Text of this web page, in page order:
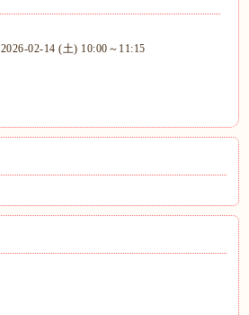
2026-02-14 (土) 10:00～11:15